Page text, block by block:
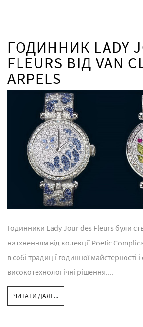
ГОДИННИК LADY
FLEURS ВІД VAN
ARPELS
Годинники Lady Jour des Fleurs були
натхненням від колекції Poetic
в собі традиції годинної майстерності і
високотехнологічні рішення....
ЧИТАТИ ДАЛІ ...